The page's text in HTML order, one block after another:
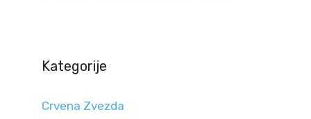
Kategorije
Crvena Zvezda